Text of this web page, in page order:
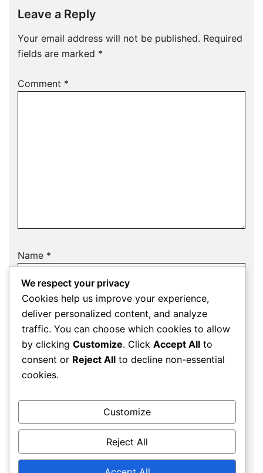
Leave a Reply
Your email address will not be published. Required
fields are marked *
Comment *
Name *
Email*
Website
Save my name, email, and website in this
browser for the next time I comment.
We respect your privacy
Cookies help us improve your experience,
deliver personalized content, and analyze
traffic. You can choose which cookies to allow
by clicking Customize. Click Accept All to
consent or Reject All to decline non-essential
cookies.
Customize
Reject All